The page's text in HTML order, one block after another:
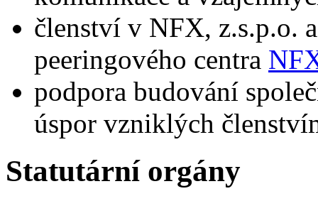
členství v NFX, z.s.p.o.
peeringového centra
podpora budování
úspor vzniklých
Statutární orgány